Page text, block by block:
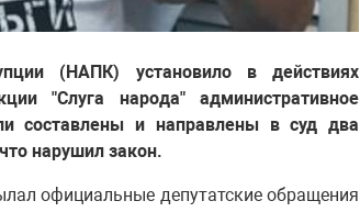
(НАПК) установило в действиях
"Слуга народа" административное
составлены и направлены в суд два
нарушил закон.
официальные депутатские обращения